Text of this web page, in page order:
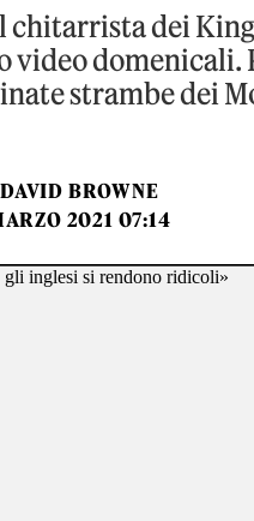
chitarrista dei
video
strambe dei
DAVID BROWNE
2021 07:14